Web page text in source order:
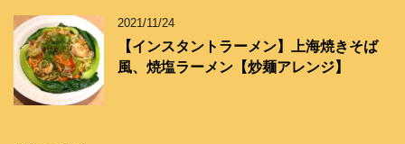
2021/11/24
【インスタントラーメン】上海焼きそば
風、焼塩ラーメン【炒麺アレンジ】